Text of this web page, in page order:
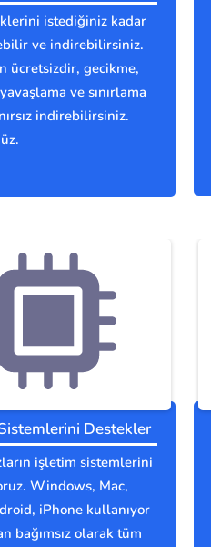
istediğiniz kadar
ve indirebilirsiniz.
ücretsizdir, gecikme,
ve sınırlama
indirebilirsiniz.
Destekler
işletim sistemlerini
Windows, Mac,
iPhone kullanıyor
bağımsız olarak tüm